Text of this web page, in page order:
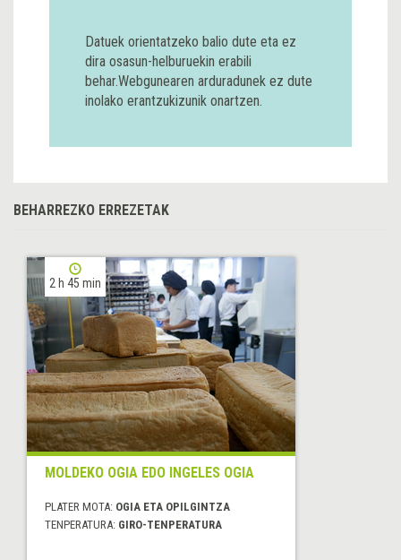
Datuek orientatzeko balio dute eta ez
dira osasun-helburuekin erabili
behar.Webgunearen arduradunek ez dute
inolako erantzukizunik onartzen.
BEHARREZKO ERREZETAK
2 h 45 min
MOLDEKO OGIA EDO INGELES OGIA
PLATER MOTA: OGIA ETA OPILGINTZA
TENPERATURA: GIRO-TENPERATURA